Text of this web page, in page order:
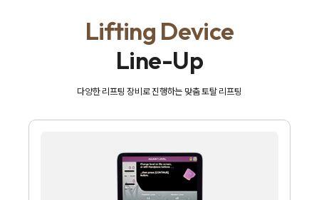
Lifting Device
Line-Up
다양한 리프팅 장비로 진행하는 맞춤 토탈 리프팅